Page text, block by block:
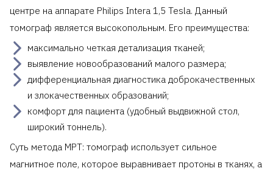
центре на аппарате Philips Intera 1,5 Tesla. Данный
томограф является высокопольным. Его преимущества:
максимально четкая детализация тканей;
выявление новообразований малого размера;
дифференциальная диагностика доброкачественных
и злокачественных образований;
комфорт для пациента (удобный выдвижной стол,
широкий тоннель).
Суть метода МРТ: томограф использует сильное
магнитное поле, которое выравнивает протоны в тканях, а